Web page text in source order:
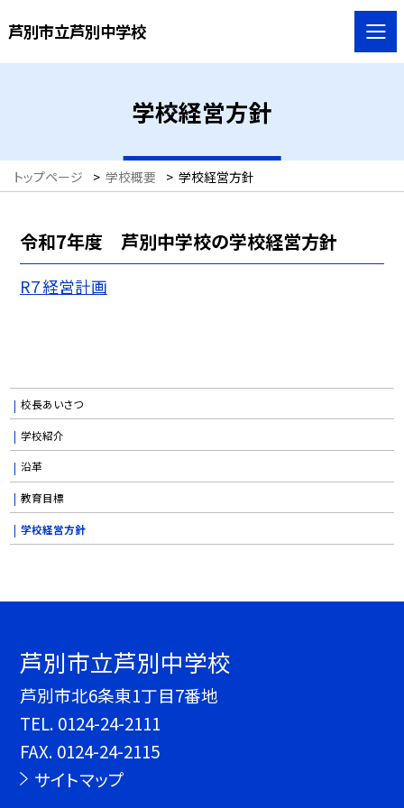
芦別市立芦別中学校
学校経営方針
トップページ > 学校概要 > 学校経営方針
令和7年度 芦別中学校の学校経営方針
R７経営計画
校長あいさつ
学校紹介
沿革
教育目標
学校経営方針
芦別市立芦別中学校
芦別市北6条東1丁目7番地
TEL. 0124-24-2111
FAX. 0124-24-2115
サイトマップ